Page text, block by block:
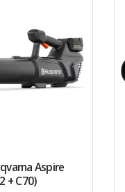
Aspire
+ C70)